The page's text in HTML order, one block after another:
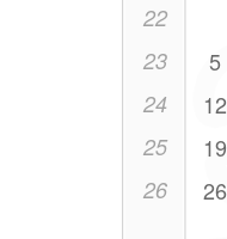
22
23 5
24 12
25 19
26 26